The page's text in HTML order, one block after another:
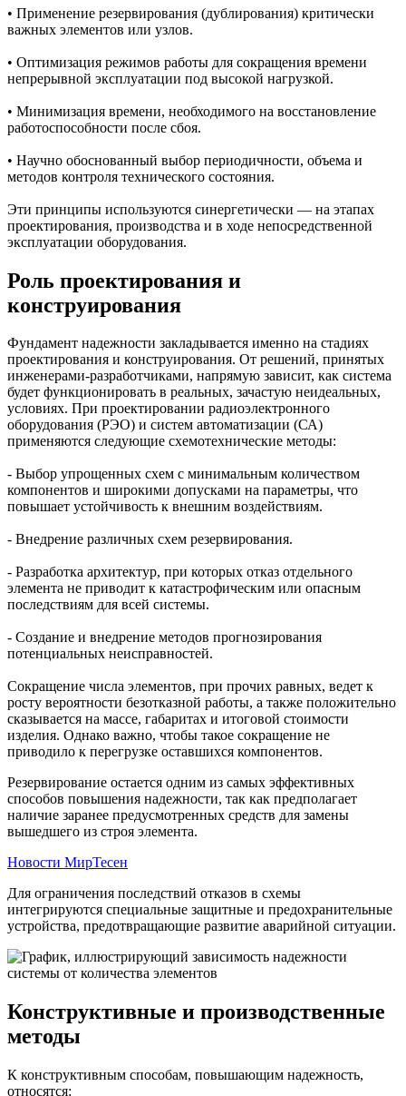
• Применение резервирования (дублирования) критически
важных элементов или узлов.
• Оптимизация режимов работы для сокращения времени
непрерывной эксплуатации под высокой нагрузкой.
• Минимизация времени, необходимого на восстановление
работоспособности после сбоя.
• Научно обоснованный выбор периодичности, объема и
методов контроля технического состояния.
Эти принципы используются синергетически — на этапах
проектирования, производства и в ходе непосредственной
эксплуатации оборудования.
Роль проектирования и
конструирования
Фундамент надежности закладывается именно на стадиях
проектирования и конструирования. От решений, принятых
инженерами-разработчиками, напрямую зависит, как система
будет функционировать в реальных, зачастую неидеальных,
условиях. При проектировании радиоэлектронного
оборудования (РЭО) и систем автоматизации (СА)
применяются следующие схемотехнические методы:
- Выбор упрощенных схем с минимальным количеством
компонентов и широкими допусками на параметры, что
повышает устойчивость к внешним воздействиям.
- Внедрение различных схем резервирования.
- Разработка архитектур, при которых отказ отдельного
элемента не приводит к катастрофическим или опасным
последствиям для всей системы.
- Создание и внедрение методов прогнозирования
потенциальных неисправностей.
Сокращение числа элементов, при прочих равных, ведет к
росту вероятности безотказной работы, а также положительно
сказывается на массе, габаритах и итоговой стоимости
изделия. Однако важно, чтобы такое сокращение не
приводило к перегрузке оставшихся компонентов.
Резервирование остается одним из самых эффективных
способов повышения надежности, так как предполагает
наличие заранее предусмотренных средств для замены
вышедшего из строя элемента.
Новости МирТесен
Для ограничения последствий отказов в схемы
интегрируются специальные защитные и предохранительные
устройства, предотвращающие развитие аварийной ситуации.
Конструктивные и производственные
методы
К конструктивным способам, повышающим надежность,
относятся: